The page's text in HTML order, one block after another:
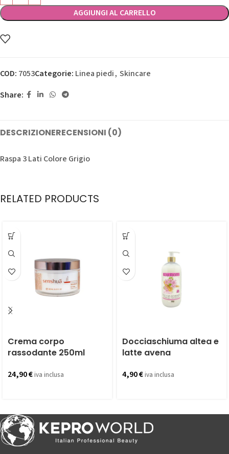
AGGIUNGI AL CARRELLO
COD: 7053Categorie: Linea piedi, Skincare
Share:
DESCRIZIONERECENSIONI (0)
Raspa 3 Lati Colore Grigio
RELATED PRODUCTS
Crema corpo
rassodante 250ml
24,90€iva inclusa
Docciaschiuma altea e
latte avena
4,90€iva inclusa